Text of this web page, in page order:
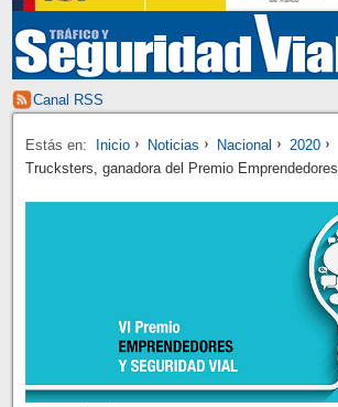
Canal RSS
Estás en: Inicio Noticias Nacional
2020
Trucksters, ganadora del Premio Emprendedores